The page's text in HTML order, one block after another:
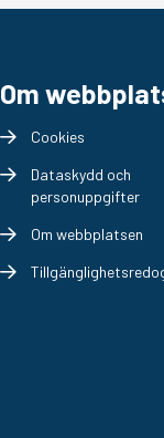
Om
Cookies
Dataskydd och
personuppgifter
Om webbplatsen